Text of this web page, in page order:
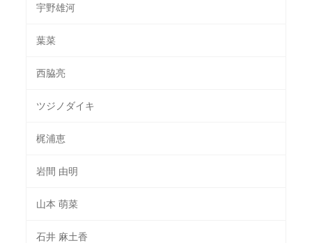
宇野雄河
葉菜
西脇亮
ツジノダイキ
梶浦恵
岩間 由明
山本 萌菜
石井 麻土香